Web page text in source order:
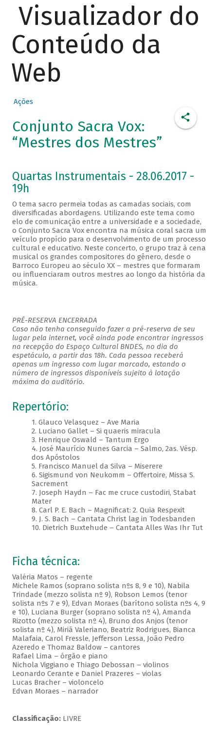
Visualizador do
Conteúdo da
Web
Ações
Conjunto Sacra Vox:
“Mestres dos Mestres”
Quartas Instrumentais - 28.06.2017 -
19h
O tema sacro permeia todas as camadas sociais, com
diversificadas abordagens. Utilizando este tema como
elo de comunicação entre a universidade e a sociedade,
o Conjunto Sacra Vox encontra na música coral sacra um
veículo propício para o desenvolvimento de um processo
cultural e educativo. Neste concerto, o grupo traz à cena
musical os grandes compositores do gênero, desde o
Barroco Europeu ao século XX – mestres que formaram
ou influenciaram outros mestres ao longo da história da
música.
PRÉ-RESERVA ENCERRADA
Caso não tenha conseguido fazer a pré-reserva de seu
lugar pela internet, você ainda pode encontrar ingressos
na recepção do Espaço Cultural BNDES, no dia do
espetáculo, a partir das 18h. Cada pessoa receberá
apenas um ingresso com lugar marcado, estando o
número de ingressos disponíveis sujeito à lotação
máxima do auditório.
Repertório:
1. Glauco Velasquez – Ave Maria
2. Luciano Gallet – Si quaeris miracula
3. Henrique Oswald – Tantum Ergo
4. José Maurício Nunes Garcia – Salmo, 2as. Vésp.
dos Apóstolos
5. Francisco Manuel da Silva – Miserere
6. Sigismund von Neukomm – Offertoire, Missa S.
Sacrement
7. Joseph Haydn – Fac me cruce custodiri, Stabat
Mater
8. Carl P. E. Bach – Magnificat: 2. Quia Respexit
9. J. S. Bach – Cantata Christ lag in Todesbanden
10. Dietrich Buxtehude – Cantata Alles Was Ihr Tut
Ficha técnica:
Valéria Matos – regente
Michele Ramos (soprano solista nºs 8, 9 e 10), Nabila
Trindade (mezzo solista nº 9), Robson Lemos (tenor
solista nºs 7 e 9), Edvan Moraes (barítono solista nºs 4, 9
e 10), Luciana Burger (soprano solista nº 4), Amanda
Rizotto (mezzo solista nº 4), Bruno dos Anjos (tenor
solista nº 4), Miriã Valeriano, Beatriz Rodrigues, Bianca
Malafaia, Carol Fressle, Jefferson Lessa, João Pedro
Azeredo e Thomaz Baldow – cantores
Rafael Lima – órgão e piano
Nichola Viggiano e Thiago Debossan – violinos
Leonardo Cerante e Daniel Prazeres – violas
Lucas Bracher – violoncelo
Edvan Moraes – narrador
Classificação:LIVRE